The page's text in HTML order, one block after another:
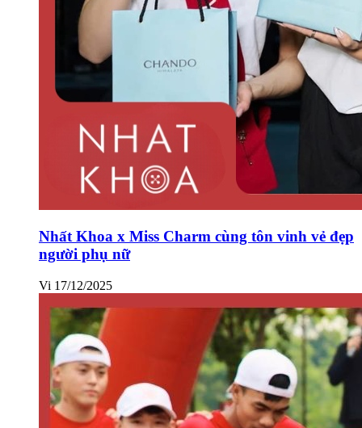
Nhất Khoa x Miss Charm cùng tôn vinh vẻ đẹp
người phụ nữ
Vi 17/12/2025